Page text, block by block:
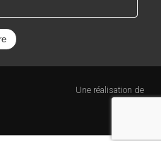
Une réalisation de